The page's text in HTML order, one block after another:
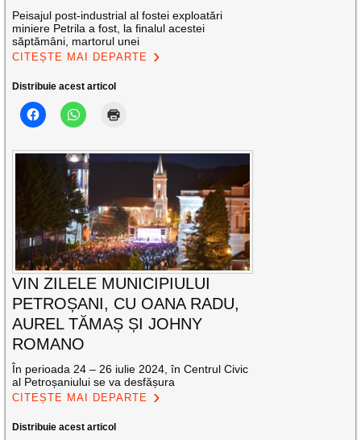
Peisajul post-industrial al fostei exploatări
miniere Petrila a fost, la finalul acestei
săptămâni, martorul unei
CITEȘTE MAI DEPARTE
Distribuie acest articol
VIN ZILELE MUNICIPIULUI
PETROȘANI, CU OANA RADU,
AUREL TĂMAȘ ȘI JOHNY
ROMANO
În perioada 24 – 26 iulie 2024, în Centrul Civic
al Petroșaniului se va desfășura
CITEȘTE MAI DEPARTE
Distribuie acest articol